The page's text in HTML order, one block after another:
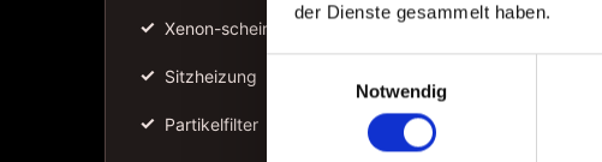
der Dienste gesammelt haben.
Notwendig
✓ Xenon-scheinwerfer
✓ Sitzheizung
✓ Partikelfilter